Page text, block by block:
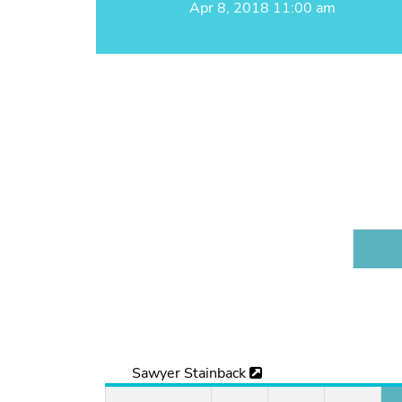
Apr 8, 2018 11:00 am
Sawyer Stainback